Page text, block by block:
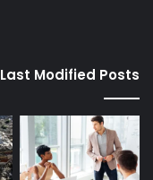
Last Modified Posts